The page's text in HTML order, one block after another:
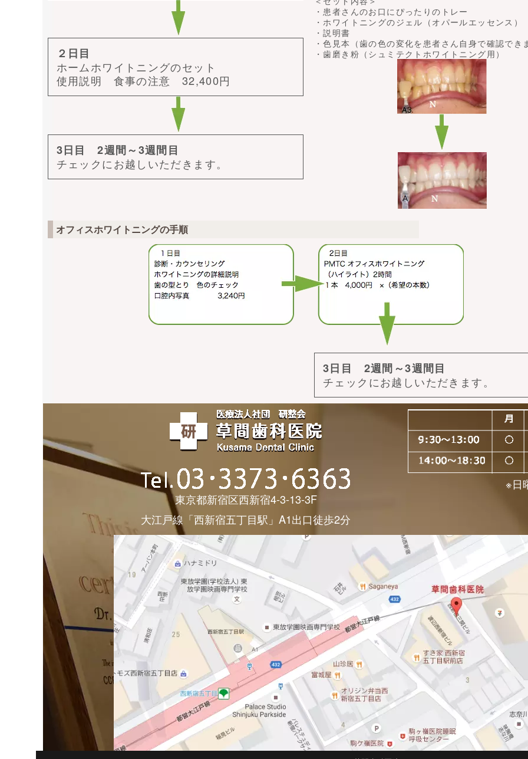
２日目
ホームホワイトニングのセット
使用説明 食事の注意 32,400円
3日目 2週間～3週間目
チェックにお越しいただきます。
・患者さんのお口にぴったりのトレー
・ホワイトニングのジェル（オパールエッセンス）
・説明書
・色見本（歯の色の変化を患者さん自身で確認でき
・歯磨き粉（シュミテクトホワイトニング用）
オフィスホワイトニングの手順
3日目 2週間～3週間目
チェックにお越しいただきます。
東京都新宿区西新宿4-3-13-3F
大江戸線「西新宿五丁目駅」A1出口徒歩2分
※日